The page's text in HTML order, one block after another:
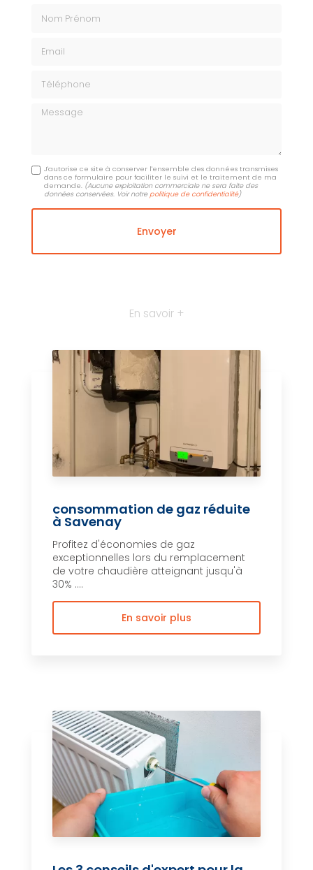
Message
J'autorise ce site à conserver l'ensemble des données transmises
dans ce formulaire pour faciliter le suivi et le traitement de ma
demande. (Aucune exploitation commerciale ne sera faite des
données conservées. Voir notrepolitique de confidentialité)
En savoir +
consommation de gaz réduite
à Savenay
Profitez d'économies de gaz
exceptionnelles lors du remplacement
de votre chaudière atteignant jusqu'à
30% ....
En savoir plus